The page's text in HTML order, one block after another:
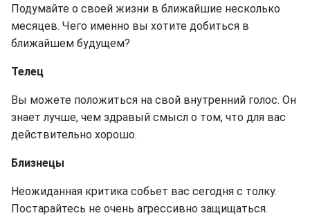
Подумайте о своей жизни в ближайшие несколько
месяцев. Чего именно вы хотите добиться в
ближайшем будущем?
Телец
Вы можете положиться на свой внутренний голос. Он
знает лучше, чем здравый смысл о том, что для вас
действительно хорошо.
Близнецы
Неожиданная критика собьет вас сегодня с толку.
Постарайтесь не очень агрессивно защищаться.